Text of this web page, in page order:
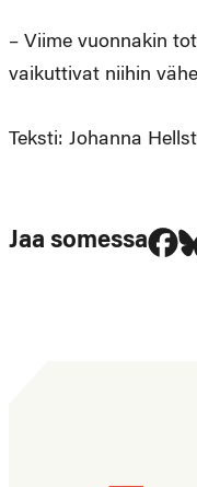
– Viime vuonnakin
vaikuttivat niihin
Teksti: Johanna
Jaa somessa